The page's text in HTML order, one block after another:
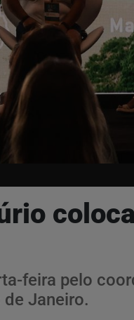
feira pelo
Janeiro.